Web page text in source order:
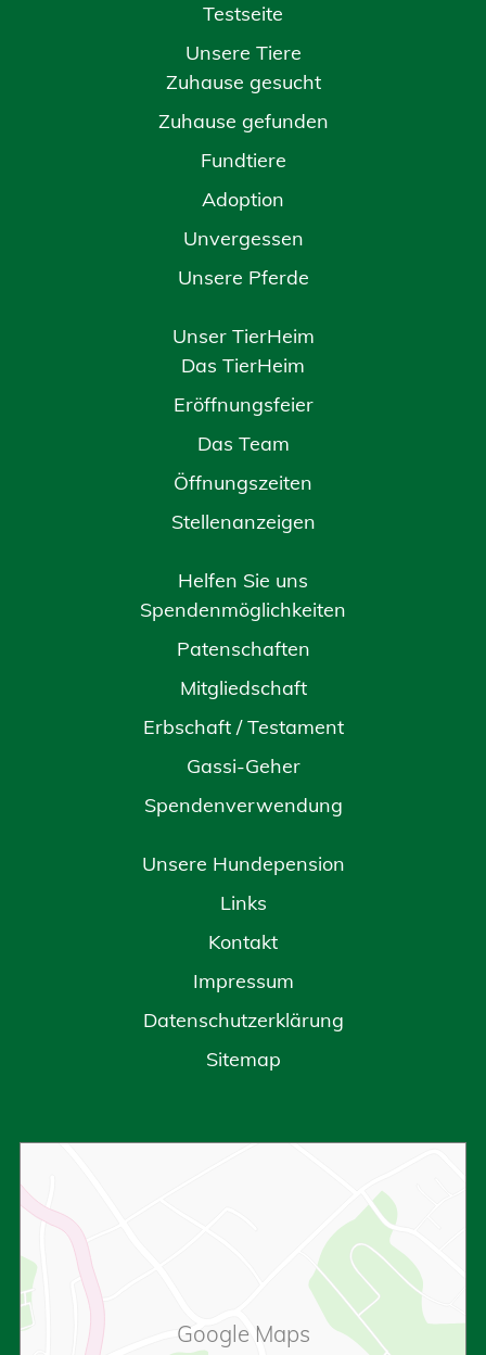
Testseite
Unsere Tiere
Zuhause gesucht
Zuhause gefunden
Fundtiere
Adoption
Unvergessen
Unsere Pferde
Unser TierHeim
Das TierHeim
Eröffnungsfeier
Das Team
Öffnungszeiten
Stellenanzeigen
Helfen Sie uns
Spendenmöglichkeiten
Patenschaften
Mitgliedschaft
Erbschaft / Testament
Gassi-Geher
Spendenverwendung
Unsere Hundepension
Links
Kontakt
Impressum
Datenschutzerklärung
Sitemap
Google Maps